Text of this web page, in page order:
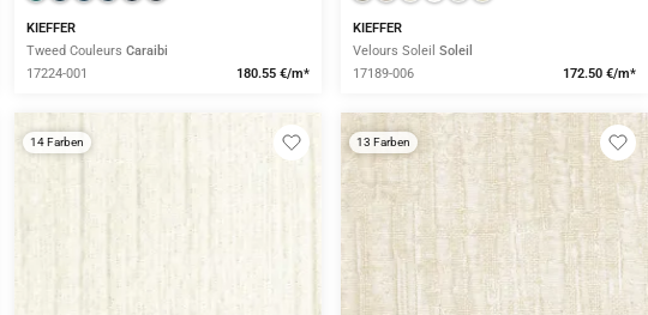
KIEFFER
Tweed Couleurs Caraibi
17224-001
180.55 €/m*
KIEFFER
Velours Soleil Soleil
17189-006
172.50 €/m*
14 Farben 13 Farben